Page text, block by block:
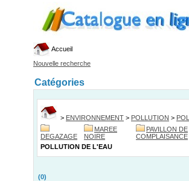
Accueil
Nouvelle recherche
Catégories
> ENVIRONNEMENT > POLLUTION >
DEGAZAGE
MAREE
NOIRE
PAVILLON DE
COMPLAISANCE
POLLUTION DE L'EAU
(0)